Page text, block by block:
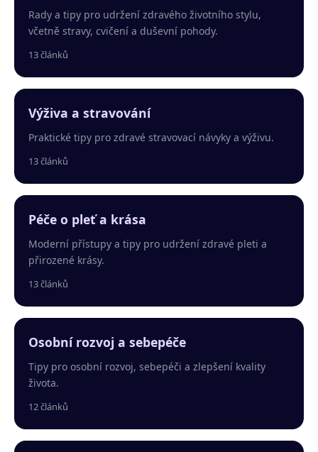
Rady a tipy pro udržení zdravého životního stylu,
včetně stravy, cvičení a duševní pohody.
13 článků
Výživa a stravování
Praktické tipy pro zdravé stravovací návyky a výživu.
13 článků
Péče o pleť a krása
Moderní přístupy a tipy pro udržení zdravé pleti a
přirozené krásy.
13 článků
Osobní rozvoj a sebepéče
Tipy pro osobní rozvoj, sebepéči a zlepšení kvality
života.
12 článků